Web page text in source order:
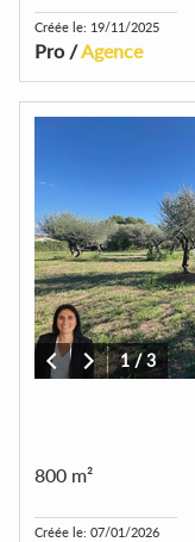
Créée le: 19/11/2025
Pro /Agence
1/3
800 m²
Créée le: 07/01/2026